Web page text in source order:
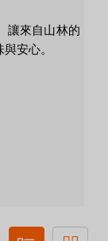
讓來自山林的
安心。